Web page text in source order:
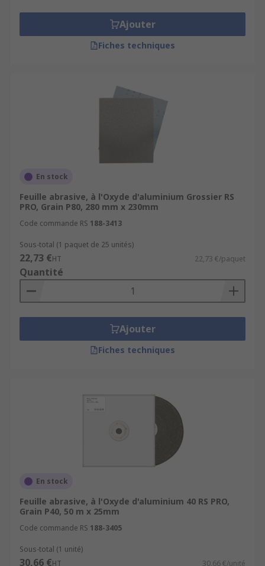
Ajouter
Fiches techniques
En stock
Feuille abrasive, à l'Oxyde d'aluminium Grossier RS
PRO, Grain P80, 280 mm x 230mm
Code commande RS 188-3413
Sous-total (1 paquet de 25 unités)
22,73 €HT 22,73 €/paquet
Quantité
Ajouter
Fiches techniques
En stock
Feuille abrasive, à l'Oxyde d'aluminium 40 RS PRO,
Grain P40, 50 m x 25mm
Code commande RS 188-3405
Sous-total (1 unité)
30,66 €HT 30,66 €/unité